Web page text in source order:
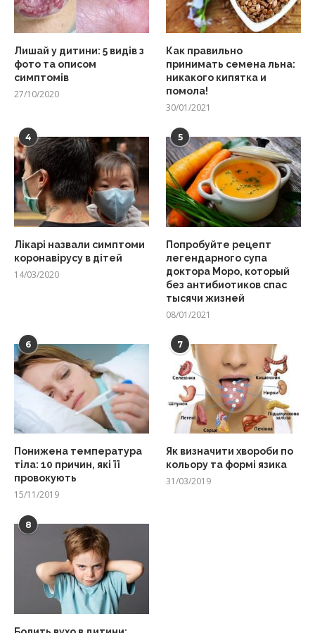
Лишай у дитини: 5 видів з
фото та описом
симптомів
27/10/2020
Как правильно
принимать семена льна:
никакого кипятка и
помола!
30/01/2021
4
Лікарі назвали симптоми
коронавірусу в дітей
14/03/2020
5
Попробуйте рецепт
легендарного супа
доктора Моро, который
без антибиотиков спас
тысячи жизней
08/01/2021
6
Понижена температура
тіла: 10 причин, які її
провокують
15/11/2019
7
Як визначити хвороби по
кольору та формі язика
31/03/2019
8